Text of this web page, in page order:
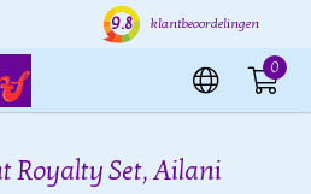
Verzending binnen 24 uur
9.8 klantbeoordelingen
0
Royalty Set, Ailani